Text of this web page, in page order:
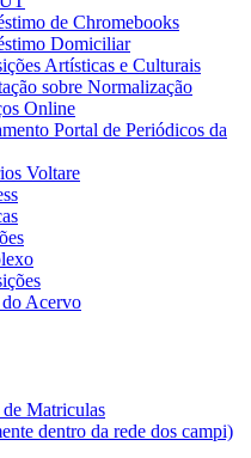
de Chromebooks
Domiciliar
Artísticas e Culturais
sobre Normalização
Online
Portal de Periódicos da
Voltare
Acervo
Matriculas
dentro da rede dos campi)